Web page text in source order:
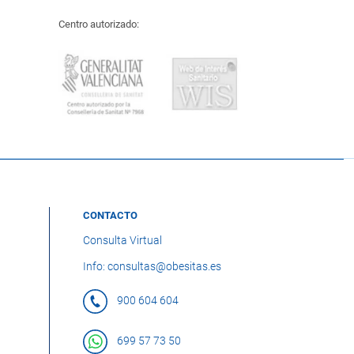
Centro autorizado:
CONTACTO
Consulta Virtual
Info: consultas@obesitas.es
900 604 604
699 57 73 50